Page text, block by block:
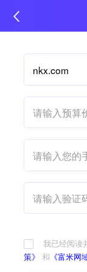
我已经阅读
策》 和 《富米网